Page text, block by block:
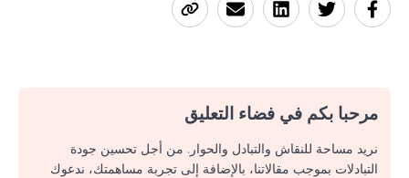
مرحبا بكم في فضاء التعليق
نريد مساحة للنقاش والتبادل والحوار. من أجل تحسين جودة
التبادلات بموجب مقالاتنا، بالإضافة إلى تجربة مساهمتك، ندعوك